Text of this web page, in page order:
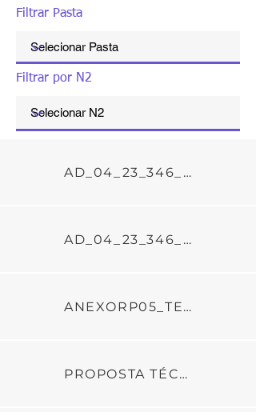
Filtrar Pasta
Filtrar por N2
AD_04_23_346_21_DOE
AD_04_23_346_21_IMP
ANEXORP05_TERMO_DE_CIENCIA_E_NOTIFICACAO_C_GESTAO_346_2021_AD_04_23
PROPOSTA TÉCNICA E ORÇAMENTÁRIA